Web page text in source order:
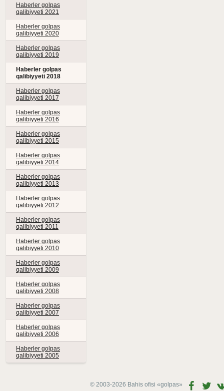
Haberler golpas
qalibiyyeti 2021
Haberler golpas
qalibiyyeti 2020
Haberler golpas
qalibiyyeti 2019
Haberler golpas
qalibiyyeti 2018
Haberler golpas
qalibiyyeti 2017
Haberler golpas
qalibiyyeti 2016
Haberler golpas
qalibiyyeti 2015
Haberler golpas
qalibiyyeti 2014
Haberler golpas
qalibiyyeti 2013
Haberler golpas
qalibiyyeti 2012
Haberler golpas
qalibiyyeti 2011
Haberler golpas
qalibiyyeti 2010
Haberler golpas
qalibiyyeti 2009
Haberler golpas
qalibiyyeti 2008
Haberler golpas
qalibiyyeti 2007
Haberler golpas
qalibiyyeti 2006
Haberler golpas
qalibiyyeti 2005
© 2003-2026 Bahis ofisi «golpas»